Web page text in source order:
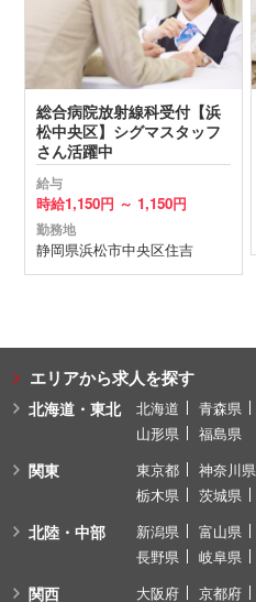
総合病院放射線科受付【浜
松中央区】シグマスタッフ
さん活躍中
給与
時給1,150円 ～ 1,150円
勤務地
静岡県浜松市中央区住吉
エリアから求人を探す
北海道・東北 北海道 青森県
山形県
福島県
関東 東京都 神奈川県
栃木県
茨城県
北陸・中部 新潟県 富山県
長野県
岐阜県
関西 大阪府 京都府